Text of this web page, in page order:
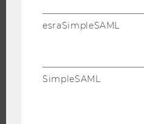
BEWERBUNG UND ZULASSUNG
INTERNATIONALE UND
ANGEBOTE FÜR SCHULEN UND
esraSimpleSAML
SimpleSAML